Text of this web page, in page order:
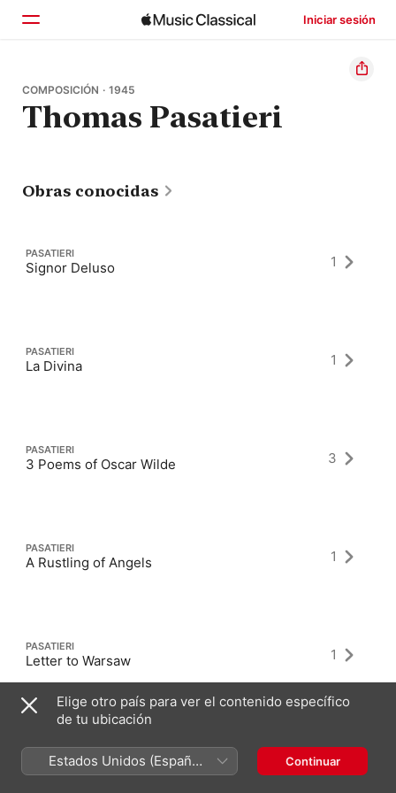
Iniciar sesión
Inicio
Explorar
COMPOSICIÓN · 1945
Thomas Pasatieri
Obras conocidas
PASATIERI
Signor Deluso 1
PASATIERI
La Divina 1
PASATIERI
3 Poems of Oscar Wilde 3
PASATIERI
A Rustling of Angels 1
PASATIERI
Letter to Warsaw 1
Elige otro país para ver el contenido específico
de tu ubicación
Estados Unidos (Español
México)
Continuar